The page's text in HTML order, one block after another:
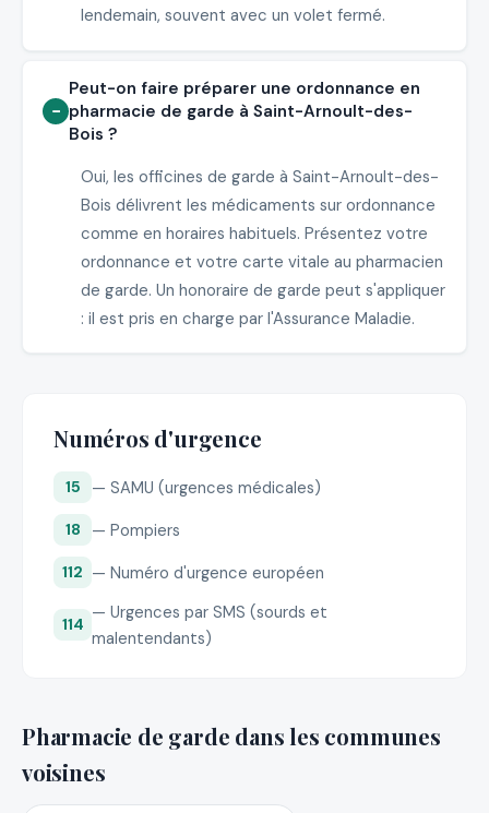
lendemain, souvent avec un volet fermé.
Peut-on faire préparer une ordonnance en
pharmacie de garde à Saint-Arnoult-des-
Bois ?
Oui, les officines de garde à Saint-Arnoult-des-
Bois délivrent les médicaments sur ordonnance
comme en horaires habituels. Présentez votre
ordonnance et votre carte vitale au pharmacien
de garde. Un honoraire de garde peut s'appliquer
: il est pris en charge par l'Assurance Maladie.
Numéros d'urgence
15 — SAMU (urgences médicales)
18 — Pompiers
112 — Numéro d'urgence européen
114
— Urgences par SMS (sourds et
malentendants)
Pharmacie de garde dans les communes
voisines